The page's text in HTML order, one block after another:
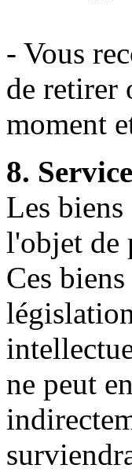
- Vous
de retirer
moment
8.
Les
l'objet de
Ces
ne peut